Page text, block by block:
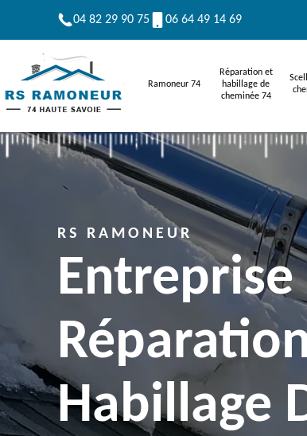
04 82 29 90 75 06 64 49 14 69
Ramoneur 74
Réparation et
habillage de
cheminée 74
RS RAMONEUR
Entreprise
Habillage